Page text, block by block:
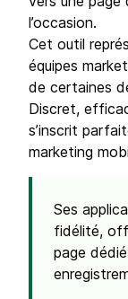
l’occasion.
Cet outil
équipes
de certaines
Discret,
s’inscrit
marketing
Ses
fidélité,
page